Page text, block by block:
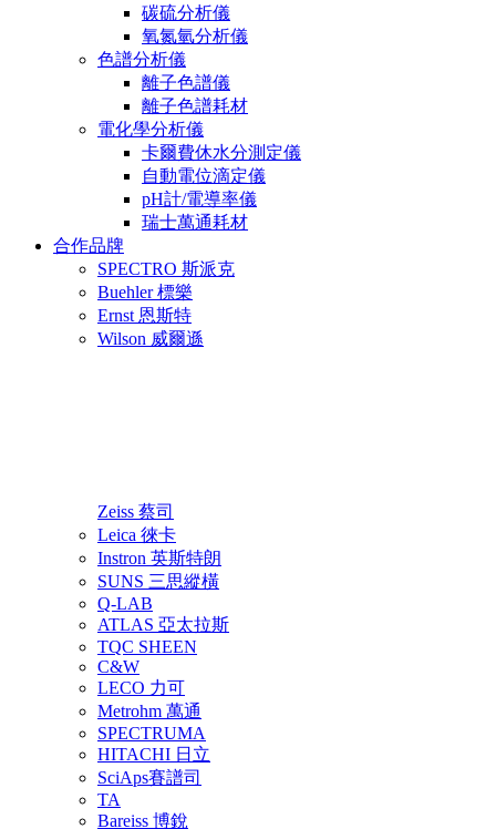
碳硫分析儀
氧氮氫分析儀
色譜分析儀
離子色譜儀
離子色譜耗材
電化學分析儀
卡爾費休水分測定儀
自動電位滴定儀
pH計/電導率儀
瑞士萬通耗材
合作品牌
SPECTRO 斯派克
Buehler 標樂
Ernst 恩斯特
Wilson 威爾遜
Zeiss 蔡司
Leica 徠卡
Instron 英斯特朗
SUNS 三思縱橫
Q-LAB
ATLAS 亞太拉斯
TQC SHEEN
C&W
LECO 力可
Metrohm 萬通
SPECTRUMA
HITACHI 日立
SciAps賽譜司
TA
Bareiss 博銳